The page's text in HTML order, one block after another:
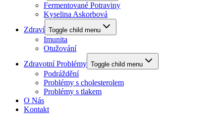
Fermentované Potraviny
Kyselina Askorbová
Zdraví Toggle child menu
Imunita
Otužování
Zdravotní Problémy Toggle child menu
Podráždění
Problémy s cholesterolem
Problémy s tlakem
O Nás
Kontakt